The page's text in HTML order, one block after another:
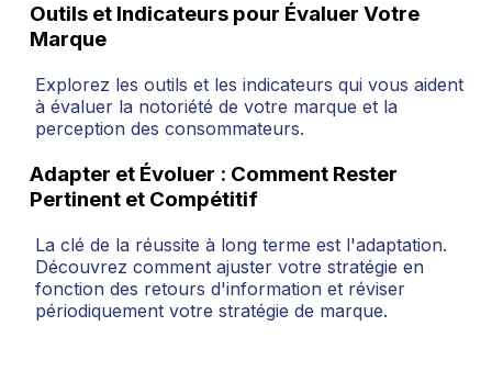
Outils et Indicateurs pour Évaluer Votre
Marque
Explorez les outils et les indicateurs qui vous aident
à évaluer la notoriété de votre marque et la
perception des consommateurs.
Adapter et Évoluer : Comment Rester
Pertinent et Compétitif
La clé de la réussite à long terme est l'adaptation.
Découvrez comment ajuster votre stratégie en
fonction des retours d'information et réviser
périodiquement votre stratégie de marque.